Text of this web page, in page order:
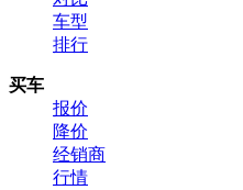
车型
排行
买车
报价
降价
经销商
行情